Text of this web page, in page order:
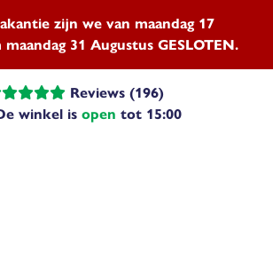
zijn we van maandag 17
31 Augustus GESLOTEN.
Reviews (196)
winkel is open tot 15:00